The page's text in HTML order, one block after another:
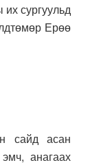
сургуульд
Ерөө
сайд асан
анагаах